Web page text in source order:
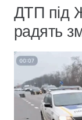
ДТП під
радять